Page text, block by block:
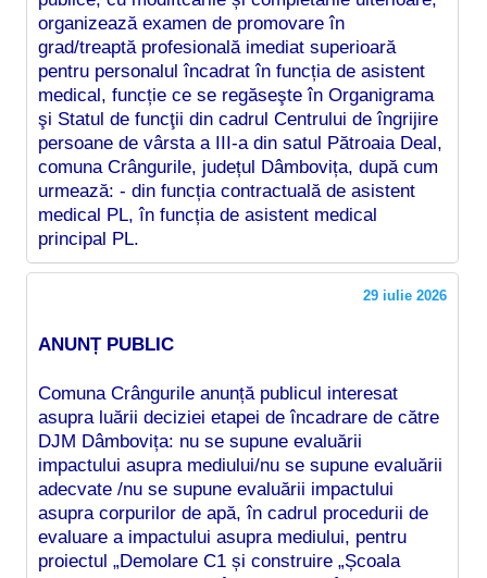
organizează examen de promovare în
grad/treaptă profesională imediat superioară
pentru personalul încadrat în funcția de asistent
medical, funcție ce se regăseşte în Organigrama
şi Statul de funcţii din cadrul Centrului de îngrijire
persoane de vârsta a III-a din satul Pătroaia Deal,
comuna Crângurile, județul Dâmbovița, după cum
urmează: - din funcția contractuală de asistent
medical PL, în funcția de asistent medical
principal PL.
29 iulie 2026
ANUNȚ PUBLIC
Comuna Crângurile anunță publicul interesat
asupra luării deciziei etapei de încadrare de către
DJM Dâmbovița: nu se supune evaluării
impactului asupra mediului/nu se supune evaluării
adecvate /nu se supune evaluării impactului
asupra corpurilor de apă, în cadrul procedurii de
evaluare a impactului asupra mediului, pentru
proiectul „Demolare C1 și construire „Școala